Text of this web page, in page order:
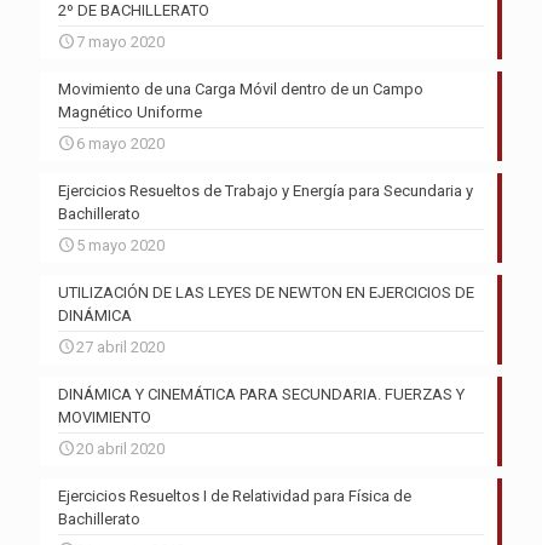
2º DE BACHILLERATO
7 mayo 2020
Movimiento de una Carga Móvil dentro de un Campo
Magnético Uniforme
6 mayo 2020
Ejercicios Resueltos de Trabajo y Energía para Secundaria y
Bachillerato
5 mayo 2020
UTILIZACIÓN DE LAS LEYES DE NEWTON EN EJERCICIOS DE
DINÁMICA
27 abril 2020
DINÁMICA Y CINEMÁTICA PARA SECUNDARIA. FUERZAS Y
MOVIMIENTO
20 abril 2020
Ejercicios Resueltos I de Relatividad para Física de
Bachillerato